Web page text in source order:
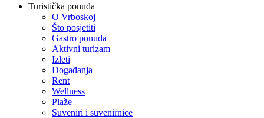
Turistička ponuda
O Vrboskoj
Što posjetiti
Gastro ponuda
Aktivni turizam
Izleti
Događanja
Rent
Wellness
Plaže
Suveniri i suvenirnice